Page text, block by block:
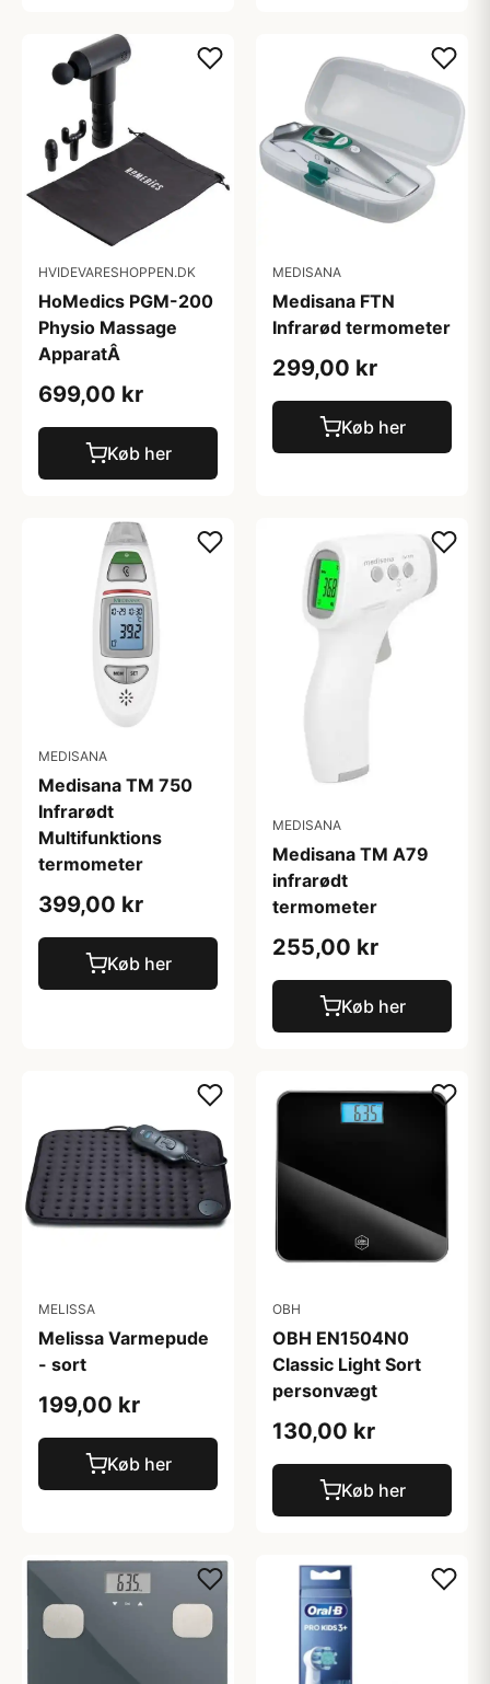
HVIDEVARESHOPPEN.DK
HoMedics PGM-200
Physio Massage
ApparatÂ
699,00 kr
Køb her
MEDISANA
Medisana FTN
Infrarød termometer
299,00 kr
Køb her
MEDISANA
Medisana TM 750
Infrarødt
Multifunktions
termometer
399,00 kr
Køb her
MEDISANA
Medisana TM A79
infrarødt
termometer
255,00 kr
Køb her
MELISSA
Melissa Varmepude
- sort
199,00 kr
Køb her
OBH
OBH EN1504N0
Classic Light Sort
personvægt
130,00 kr
Køb her